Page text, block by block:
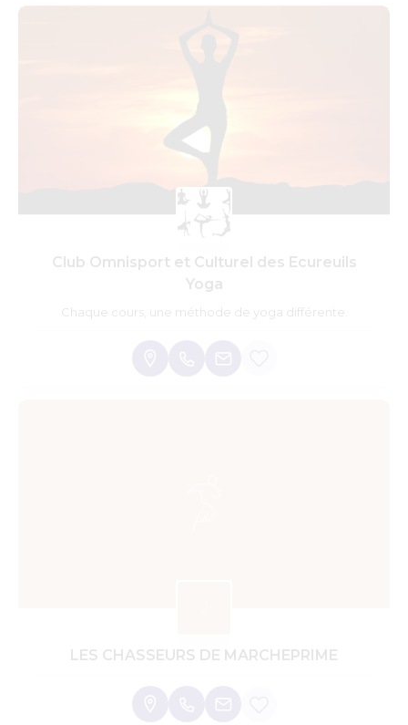
Club Omnisport et Culturel des Ecureuils
Yoga
Chaque cours, une méthode de yoga différente.
LES CHASSEURS DE MARCHEPRIME